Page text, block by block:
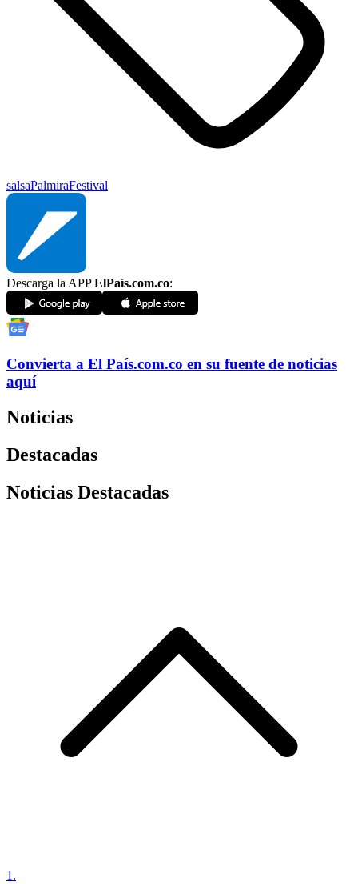
salsaPalmiraFestival
Descarga la APPElPaís.com.co:
Convierta a El País.com.co en su fuente de noticias
aquí
Noticias
Destacadas
Noticias Destacadas
1 .